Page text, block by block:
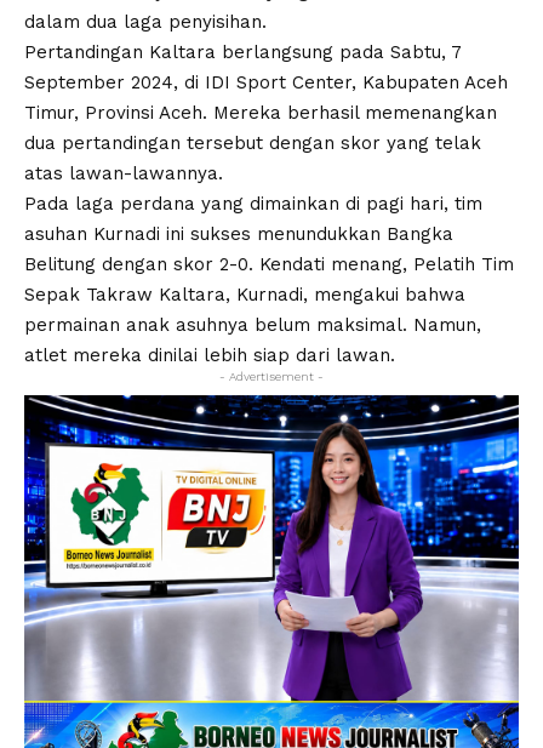
dalam dua laga penyisihan.
Pertandingan Kaltara berlangsung pada Sabtu, 7
September 2024, di IDI Sport Center, Kabupaten Aceh
Timur, Provinsi Aceh. Mereka berhasil memenangkan
dua pertandingan tersebut dengan skor yang telak
atas lawan-lawannya.
Pada laga perdana yang dimainkan di pagi hari, tim
asuhan Kurnadi ini sukses menundukkan Bangka
Belitung dengan skor 2-0. Kendati menang, Pelatih Tim
Sepak Takraw Kaltara, Kurnadi, mengakui bahwa
permainan anak asuhnya belum maksimal. Namun,
atlet mereka dinilai lebih siap dari lawan.
- Advertisement -